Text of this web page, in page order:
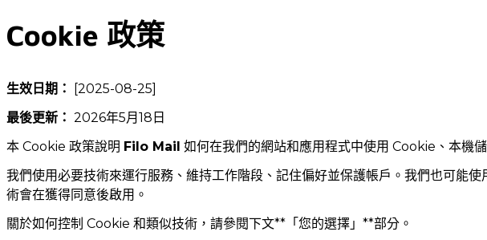
Cookie 政策
生效日期：
[2025-08-25]
最後更新： 2026年5月18日
本 Cookie 政策說明 Filo Mail 如何在我們的網站和應用程式中使用 Cookie、本機
我們使用必要技術來運行服務、維持工作階段、記住偏好並保護帳戶。我們也可能
術會在獲得同意後啟用。
關於如何控制 Cookie 和類似技術，請參閱下文**「您的選擇」**部分。